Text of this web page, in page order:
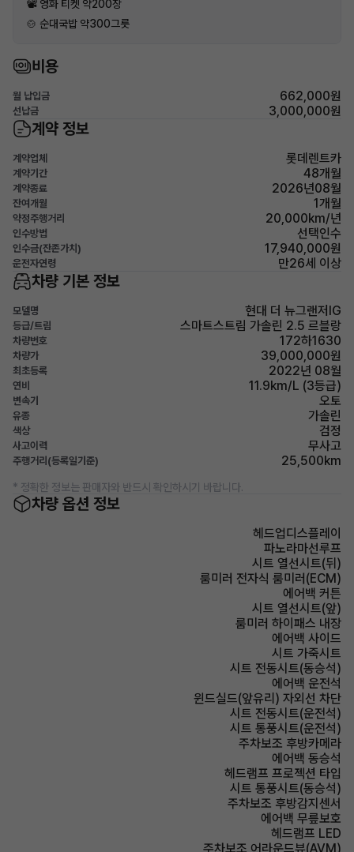
📽 영화 티켓 약200장
🍲 순대국밥 약300그릇
비용
월 납입금 662,000원
선납금 3,000,000원
계약 정보
계약업체 롯데렌트카
계약기간 48개월
계약종료 2026년08월
잔여개월 1개월
약정주행거리 20,000km/년
인수방법 선택인수
인수금(잔존가치) 17,940,000원
운전자연령 만26세 이상
차량 기본 정보
모델명 현대 더 뉴그랜저IG
등급/트림 스마트스트림 가솔린 2.5 르블랑
차량번호 172하1630
차량가 39,000,000원
최초등록 2022년 08월
연비 11.9km/L (3등급)
변속기 오토
유종 가솔린
색상 검정
사고이력 무사고
주행거리(등록일기준) 25,500km
* 정확한 정보는 판매자와 반드시 확인하시기 바랍니다.
차량 옵션 정보
헤드업디스플레이
파노라마선루프
시트 열선시트(뒤)
룸미러 전자식 룸미러(ECM)
에어백 커튼
시트 열선시트(앞)
룸미러 하이패스 내장
에어백 사이드
시트 가죽시트
시트 전동시트(동승석)
에어백 운전석
윈드실드(앞유리) 자외선 차단
시트 전동시트(운전석)
시트 통풍시트(운전석)
주차보조 후방카메라
에어백 동승석
헤드램프 프로젝션 타입
시트 통풍시트(동승석)
주차보조 후방감지센서
에어백 무릎보호
헤드램프 LED
주차보조 어라운드뷰(AVM)